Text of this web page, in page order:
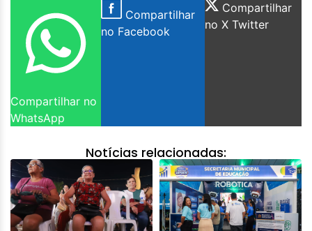
Compartilhar no
WhatsApp
Compartilhar
no Facebook
Compartilhar
no X Twitter
Notícias relacionadas: